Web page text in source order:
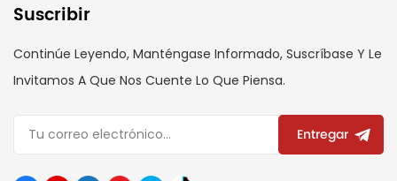
Suscribir
Continúe Leyendo, Manténgase Informado, Suscríbase Y Le
Invitamos A Que Nos Cuente Lo Que Piensa.
Entregar